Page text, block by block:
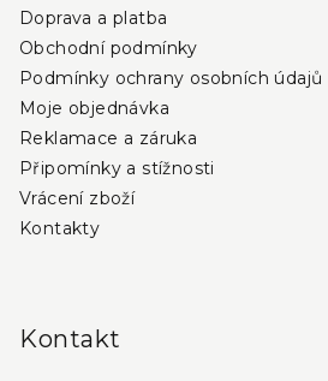
v
k
Doprava a platba
Obchodní podmínky
Podmínky ochrany osobních údajů
Moje objednávka
Reklamace a záruka
Připomínky a stížnosti
Vrácení zboží
Kontakty
Kontakt